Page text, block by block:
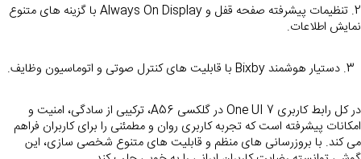
نمایش اطلاعات.
3. دستیار هوشمند Bixby با قابلیت های کنترل صوتی و اتوماسیون وظایف.